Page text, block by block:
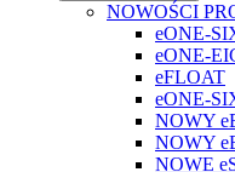
NOWOŚCI
eONE-
eONE-
eFLOAT
eONE-
NOWY
NOWY
NOWE